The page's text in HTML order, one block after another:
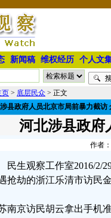
新闻稿 维权经历 个人文
页 > 底层民众 > 正文
县政府人员北京市局前暴力截访
河北涉县政府
作者
民生观察工作室2016/2/
抢劫的浙江乐清市访民
南京访民胡云拿出手机